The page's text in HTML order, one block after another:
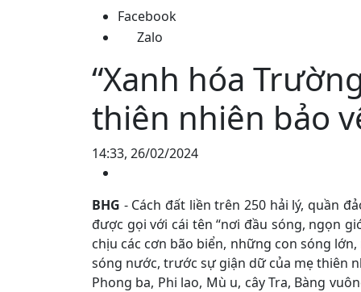
Facebook
Zalo
“Xanh hóa
thiên nhiên bảo
14:33, 26/02/2024
BHG - Cách đất liền trên 250 hải lý, quần
được gọi với cái tên “nơi đầu sóng, ngọn
chịu các cơn bão biển, những con sóng
sóng nước, trước sự giận dữ của mẹ thiên
Phong ba, Phi lao, Mù u, cây Tra, Bàng